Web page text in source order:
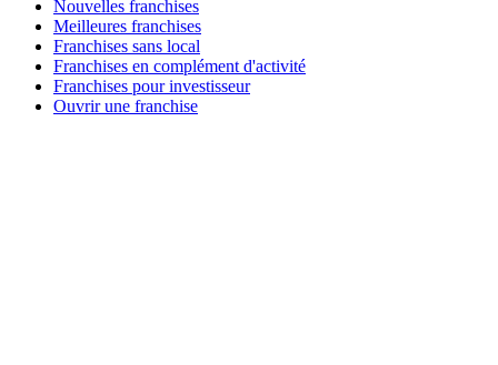
Nouvelles franchises
Meilleures franchises
Franchises sans local
Franchises en complément d'activité
Franchises pour investisseur
Ouvrir une franchise